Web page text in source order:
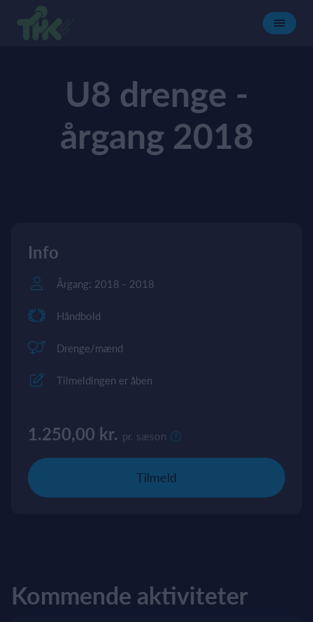
U8 drenge -
årgang 2018
Info
Årgang: 2018 - 2018
Håndbold
Drenge/mænd
Tilmeldingen er åben
1.250,00 kr. pr. sæson
Tilmeld
Kommende aktiviteter